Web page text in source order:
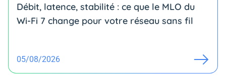
Débit, latence, stabilité : ce que le MLO du
Wi-Fi 7 change pour votre réseau sans fil
05/08/2026